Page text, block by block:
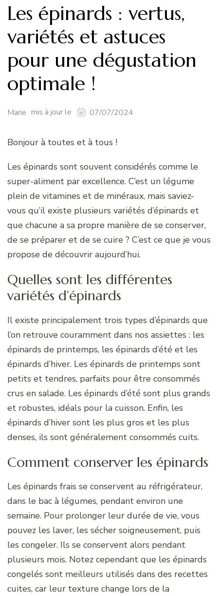
Les épinards : vertus,
variétés et astuces
pour une dégustation
optimale !
Marie mis à jour le 07/07/2024
Bonjour à toutes et à tous !
Les épinards sont souvent considérés comme le
super-aliment par excellence. C’est un légume
plein de vitamines et de minéraux, mais saviez-
vous qu’il existe plusieurs variétés d’épinards et
que chacune a sa propre manière de se conserver,
de se préparer et de se cuire ? C’est ce que je vous
propose de découvrir aujourd’hui.
Quelles sont les différentes
variétés d’épinards
Il existe principalement trois types d’épinards que
l’on retrouve couramment dans nos assiettes : les
épinards de printemps, les épinards d’été et les
épinards d’hiver. Les épinards de printemps sont
petits et tendres, parfaits pour être consommés
crus en salade. Les épinards d’été sont plus grands
et robustes, idéals pour la cuisson. Enfin, les
épinards d’hiver sont les plus gros et les plus
denses, ils sont généralement consommés cuits.
Comment conserver les épinards
Les épinards frais se conservent au réfrigérateur,
dans le bac à légumes, pendant environ une
semaine. Pour prolonger leur durée de vie, vous
pouvez les laver, les sécher soigneusement, puis
les congeler. Ils se conservent alors pendant
plusieurs mois. Notez cependant que les épinards
congelés sont meilleurs utilisés dans des recettes
cuites, car leur texture change lors de la